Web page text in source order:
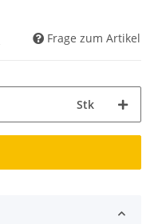
Frage zum Artikel
Stk